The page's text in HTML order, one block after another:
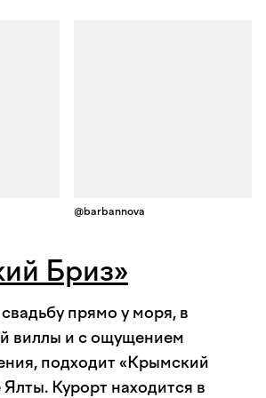
@barbannova
Бриз»
прямо у моря, в
виллы и с ощущением
подходит «Крымский
Курорт находится в